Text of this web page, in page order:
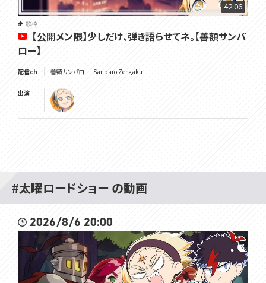
42:06
歌枠
【公開メン限】少しだけ、弾き語らせてネ。【善額サンパ
ロー】
配信ch 善額サンパロー -Sanparo Zengaku-
出演
#太曜ロードショー の動画
2026/8/6 20:00